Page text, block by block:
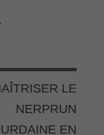
LE
NERPRUN
EN